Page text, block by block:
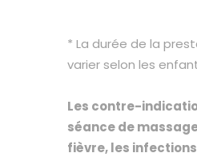
* La durée de la
varier selon les
Les contre-
séance de
fièvre, les infections